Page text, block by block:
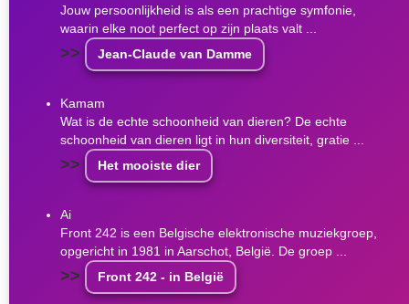
Jouw persoonlijkheid is als een prachtige symfonie,
waarin elke noot perfect op zijn plaats valt ...
>> Jean-Claude van Damme
Kamam
Wat is de echte schoonheid van dieren? De echte
schoonheid van dieren ligt in hun diversiteit, gratie ...
>> Het mooiste dier
Ai
Front 242 is een Belgische elektronische muziekgroep,
opgericht in 1981 in Aarschot, België. De groep ...
>> Front 242 - in België